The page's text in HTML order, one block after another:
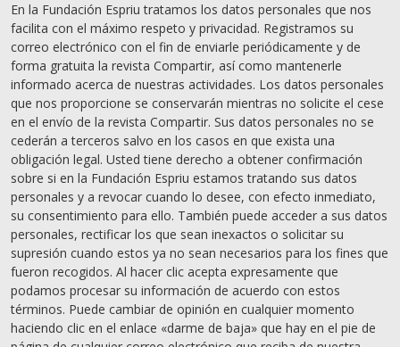
En la Fundación Espriu tratamos los datos personales que nos
facilita con el máximo respeto y privacidad. Registramos su
correo electrónico con el fin de enviarle periódicamente y de
forma gratuita la revista Compartir, así como mantenerle
informado acerca de nuestras actividades. Los datos personales
que nos proporcione se conservarán mientras no solicite el cese
en el envío de la revista Compartir. Sus datos personales no se
cederán a terceros salvo en los casos en que exista una
obligación legal. Usted tiene derecho a obtener confirmación
sobre si en la Fundación Espriu estamos tratando sus datos
personales y a revocar cuando lo desee, con efecto inmediato,
su consentimiento para ello. También puede acceder a sus datos
personales, rectificar los que sean inexactos o solicitar su
supresión cuando estos ya no sean necesarios para los fines que
fueron recogidos. Al hacer clic acepta expresamente que
podamos procesar su información de acuerdo con estos
términos. Puede cambiar de opinión en cualquier momento
haciendo clic en el enlace «darme de baja» que hay en el pie de